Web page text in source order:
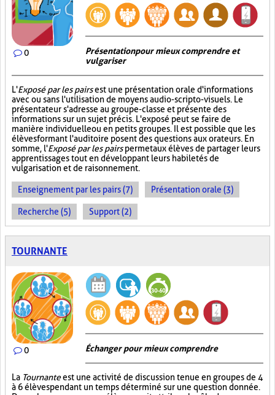
0
Présentation pour mieux comprendre et
vulgariser
L'Exposé par les pairsest une présentation orale d'informations
avec ou sans l'utilisation de moyens audio-scripto-visuels. Le
présentateur s'adresse au groupe-classe et présente des
informations sur un sujet précis. L'exposé peut se faire de
manière individuelle ou en petits groupes. Il est possible que les
élèves formant l'auditoire posent des questions aux orateurs. En
somme, l'Exposé par les pairspermet aux élèves de partager leurs
apprentissages tout en développant leurs habiletés de
vulgarisation et de raisonnement.
Enseignement par les pairs (7) Présentation orale (3)
Recherche (5) Support (2)
TOURNANTE
0 Échanger pour mieux comprendre
La Tournanteest une activité de discussion tenue en groupes de 4
à 6 élèves pendant un temps déterminé sur une question donnée.